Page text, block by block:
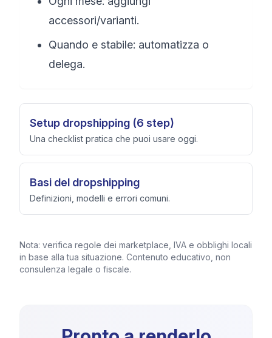
accessori/varianti.
Quando e stabile: automatizza o
delega.
Setup dropshipping (6 step)
Una checklist pratica che puoi usare oggi.
Basi del dropshipping
Definizioni, modelli e errori comuni.
Nota: verifica regole dei marketplace, IVA e obblighi locali
in base alla tua situazione. Contenuto educativo, non
consulenza legale o fiscale.